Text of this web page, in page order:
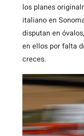
los planes
italiano en
disputan en
en ellos por falta
creces.